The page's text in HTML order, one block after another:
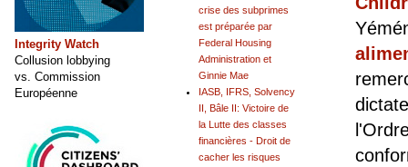
crise des subprimes
est préparée par
Federal Housing
Administration et
Ginnie Mae
IASB, IFRS, Solvency
II, Bâle II: Victoire de
la Lutte des classes
financières - Droit de
cacher les risques
Integrity Watch
Collusion lobbying
vs. Commission
Européenne